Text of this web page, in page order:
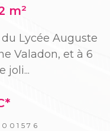
m²
Lycée Auguste
Valadon, et à 6
joli...